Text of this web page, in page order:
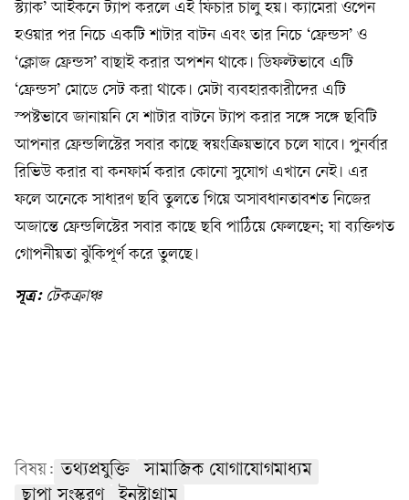
স্ট্যাক’ আইকনে ট্যাপ করলে এই ফিচার চালু হয়। ক্যামেরা ওপেন
হওয়ার পর নিচে একটি শাটার বাটন এবং তার নিচে ‘ফ্রেন্ডস’ ও
‘ক্লোজ ফ্রেন্ডস’ বাছাই করার অপশন থাকে। ডিফল্টভাবে এটি
‘ফ্রেন্ডস’ মোডে সেট করা থাকে। মেটা ব্যবহারকারীদের এটি
স্পষ্টভাবে জানায়নি যে শাটার বাটনে ট্যাপ করার সঙ্গে সঙ্গে ছবিটি
আপনার ফ্রেন্ডলিস্টের সবার কাছে স্বয়ংক্রিয়ভাবে চলে যাবে। পুনর্বার
রিভিউ করার বা কনফার্ম করার কোনো সুযোগ এখানে নেই। এর
ফলে অনেকে সাধারণ ছবি তুলতে গিয়ে অসাবধানতাবশত নিজের
অজান্তে ফ্রেন্ডলিস্টের সবার কাছে ছবি পাঠিয়ে ফেলছেন; যা ব্যক্তিগত
গোপনীয়তা ঝুঁকিপূর্ণ করে তুলছে।
সূত্র: টেকক্রাঞ্চ
বিষয়: তথ্যপ্রযুক্তি
সামাজিক যোগাযোগমাধ্যম